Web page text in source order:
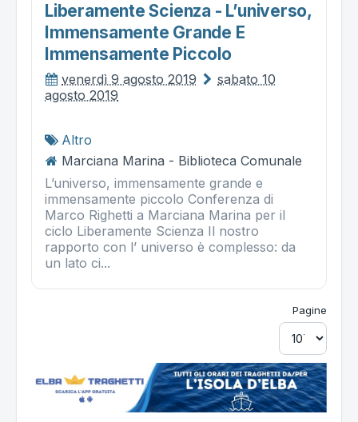
Liberamente Scienza - L’universo,
Immensamente Grande E
Immensamente Piccolo
venerdì 9 agosto 2019
sabato 10
agosto 2019
Altro
Marciana Marina - Biblioteca Comunale
L’universo, immensamente grande e
immensamente piccolo Conferenza di
Marco Righetti a Marciana Marina per il
ciclo Liberamente Scienza Il nostro
rapporto con l’ universo è complesso: da
un lato ci...
Pagine